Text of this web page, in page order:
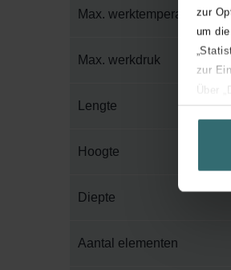
zur
um
zur
Über
Max. werktemperatuur
Max. werkdruk
Lengte
Hoogte
Diepte
Aantal elementen